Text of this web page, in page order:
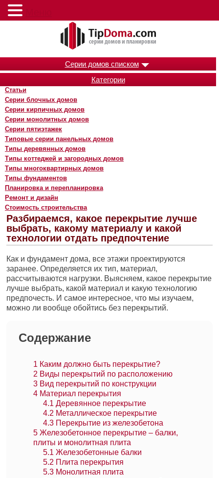
Серии домов списком
Категории
Статьи
Серии блочных домов
Серии кирпичных домов
Серии монолитных домов
Серии пятиэтажек
Типовые серии панельных домов
Типы деревянных домов
Типы коттеджей и загородных домов
Типы многоквартирных домов
Типы фундаментов
Планировка и перепланировка
Ремонт и дизайн
Стоимость строительства
Разбираемся, какое перекрытие лучше
выбрать, какому материалу и какой
технологии отдать предпочтение
Как и фундамент дома, все этажи проектируются
заранее. Определяется их тип, материал,
рассчитываются нагрузки. Выясняем, какое перекрытие
лучше выбрать, какой материал и какую технологию
предпочесть. И самое интересное, что мы изучаем,
можно ли вообще обойтись без перекрытий.
Содержание
1 Каким должно быть перекрытие?
2 Виды перекрытий по расположению
3 Вид перекрытий по конструкции
4 Материал перекрытия
4.1 Деревянное перекрытие
4.2 Металлическое перекрытие
4.3 Перекрытие из железобетона
5 Железобетонное перекрытие – балки,
плиты и монолитная плита
5.1 Железобетонные балки
5.2 Плита перекрытия
5.3 Монолитная плита